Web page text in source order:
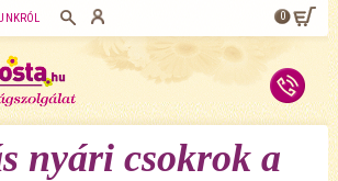
0
nyári csokrok a